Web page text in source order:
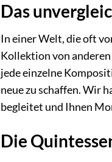
Das
In einer Welt, die oft
Kollektion von
jede einzelne
neue zu schaffen. Wir
begleitet und Ihnen
Die